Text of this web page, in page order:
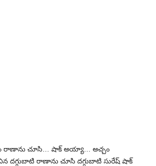
రాణాను చూసి… షాక్ అయ్యా… అచ్చం
ద‌గ్గుబాటి రాణాను చూసి ద‌గ్గుబాటి సురేష్ షాక్